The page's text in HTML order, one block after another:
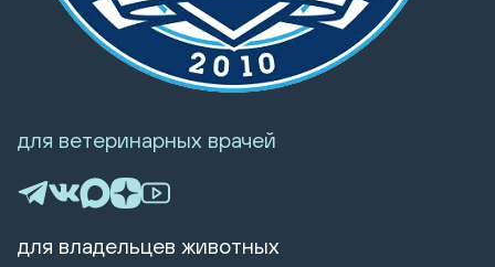
для ветеринарных врачей
для владельцев животных